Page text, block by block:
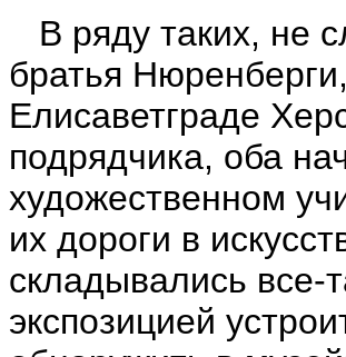
В ряду таких, не
братья
Елисаветграде
подрядчика, оба
художественном
их дороги в
складывались все-
экспозицией